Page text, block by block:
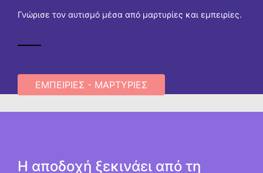
Γνώρισε τον αυτισμό μέσα από μαρτυρίες και εμπειρίες.
ΕΜΠΕΙΡΊΕΣ - ΜΑΡΤΥΡΊΕΣ
H αποδοχή ξεκινάει από τη